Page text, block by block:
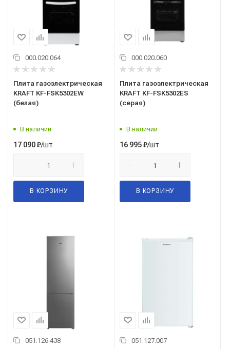
000.020.064
Плита газоэлектрическая
KRAFT KF-FSK5302EW
(белая)
В наличии
17 090₽/шт
В КОРЗИНУ
000.020.060
Плита газоэлектрическая
KRAFT KF-FSK5302ES
(серая)
В наличии
16 995₽/шт
В КОРЗИНУ
051.126.438 051.127.007